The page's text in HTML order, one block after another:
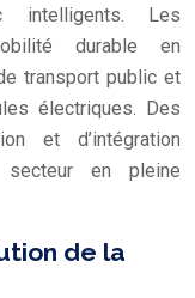
Les
durable en
transport public et
électriques. Des
et d’intégration
en pleine
de la